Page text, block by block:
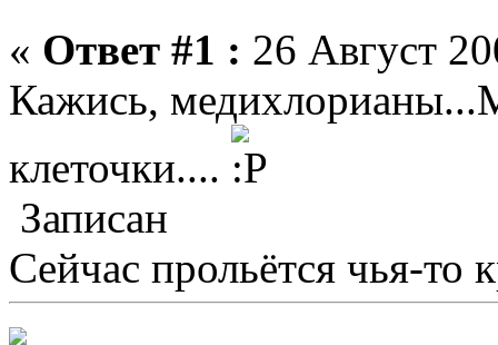
« Ответ #1 : 26 Август
Кажись,
клеточки....
Записан
Сейчас прольётся чья-то